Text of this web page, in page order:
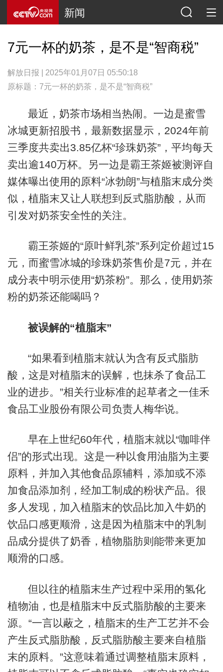
新闻
7元一杯的奶茶，是不是“智商税”
解放日报 | 2025年01月07日 05:50:18
原标题：7元一杯的奶茶，是不是“智商税”
最近，奶茶市场相当热闹。一边是蜜雪
冰城更新招股书，最新数据显示，2024年前
三季度共卖出3.85亿杯“珍珠奶茶”，平均每天
卖出逾140万杯。另一边是霸王茶姬被测评自
媒体曝出使用的原料“冰勃朗”与植脂末成分类
似，植脂末又让人联想到反式脂肪酸，从而
引发对奶茶安全性的关注。
霸王茶姬的“原叶鲜乳茶”系列定价超过15
元，而蜜雪冰城的珍珠奶茶售价是7元，并在
成分表中明示使用“奶茶粉”。那么，使用奶茶
粉的奶茶还能喝吗？
被误解的“植脂末”
“如果看到植脂末就认为含有反式脂肪
酸，这是对植脂末的误解，也抹杀了食品工
业的进步。”相关行业标准的起草者之一佳禾
食品工业股份有限公司负责人梅华说。
早在上世纪60年代，植脂末就以“咖啡伴
侣”的形式出现。这是一种以食用油脂为主要
原料，并加入其他食品原辅料，添加或不添
加食品添加剂，经加工制成的粉状产品。很
多人发现，加入植脂末的饮品比加入牛奶的
饮品口感更顺滑，这是因为植脂末中的乳制
品成分提供了奶香，植物脂肪则能带来更加
顺滑的口感。
但以往的植脂末生产过程中采用的氢化
植物油，也是植脂末中反式脂肪酸的主要来
源。“一言以蔽之，植脂末的生产工艺并不会
产生反式脂肪酸，反式脂肪酸主要来自植脂
末的原料。”这意味着通过调整植脂末原料，